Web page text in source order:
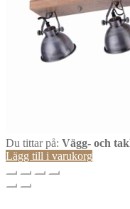
Du tittar på: Vägg- och
Lägg till i varukorg